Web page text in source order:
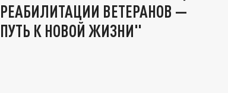
РЕАБИЛИТАЦИИ ВЕТЕРАНОВ —
ПУТЬ К НОВОЙ ЖИЗНИ"